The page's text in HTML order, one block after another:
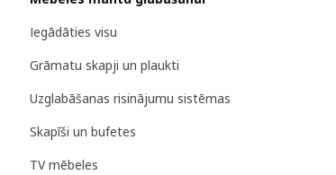
Iegādāties visu
Grāmatu skapji un plaukti
Uzglabāšanas risinājumu sistēmas
Skapīši un bufetes
TV mēbeles